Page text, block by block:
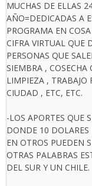
MUCHAS DE ELLAS
AÑO=DEDICADAS A
PROGRAMA EN
CIFRA VIRTUAL QUE
PERSONAS QUE
SIEMBRA ,
LIMPIEZA ,
CIUDAD , ETC, ETC.
-LOS APORTES QUE
DONDE 10 DOLARES
EN OTROS PUEDEN
OTRAS PALABRAS
DEL SUR Y UN CHILE.